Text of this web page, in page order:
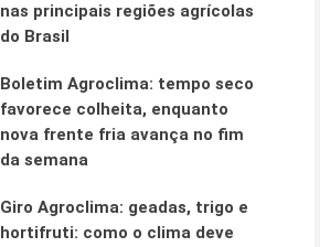
nas principais regiões agrícolas
do Brasil
Boletim Agroclima: tempo seco
favorece colheita, enquanto
nova frente fria avança no fim
da semana
Giro Agroclima: geadas, trigo e
hortifruti: como o clima deve